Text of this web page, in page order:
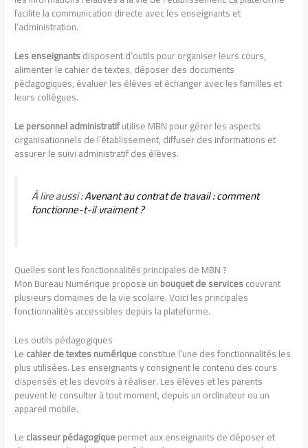
facilite la communication directe avec les enseignants et
l’administration.
Les enseignantsdisposent d’outils pour organiser leurs cours,
alimenter le cahier de textes, déposer des documents
pédagogiques, évaluer les élèves et échanger avec les familles et
leurs collègues.
Le personnel administratifutilise MBN pour gérer les aspects
organisationnels de l’établissement, diffuser des informations et
assurer le suivi administratif des élèves.
À lire aussi :Avenant au contrat de travail : comment
fonctionne-t-il vraiment ?
Quelles sont les fonctionnalités principales de MBN ?
Mon Bureau Numérique propose unbouquet de servicescouvrant
plusieurs domaines de la vie scolaire. Voici les principales
fonctionnalités accessibles depuis la plateforme.
Les outils pédagogiques
Lecahier de textes numériqueconstitue l’une des fonctionnalités les
plus utilisées. Les enseignants y consignent le contenu des cours
dispensés et les devoirs à réaliser. Les élèves et les parents
peuvent le consulter à tout moment, depuis un ordinateur ou un
appareil mobile.
Leclasseur pédagogiquepermet aux enseignants de déposer et